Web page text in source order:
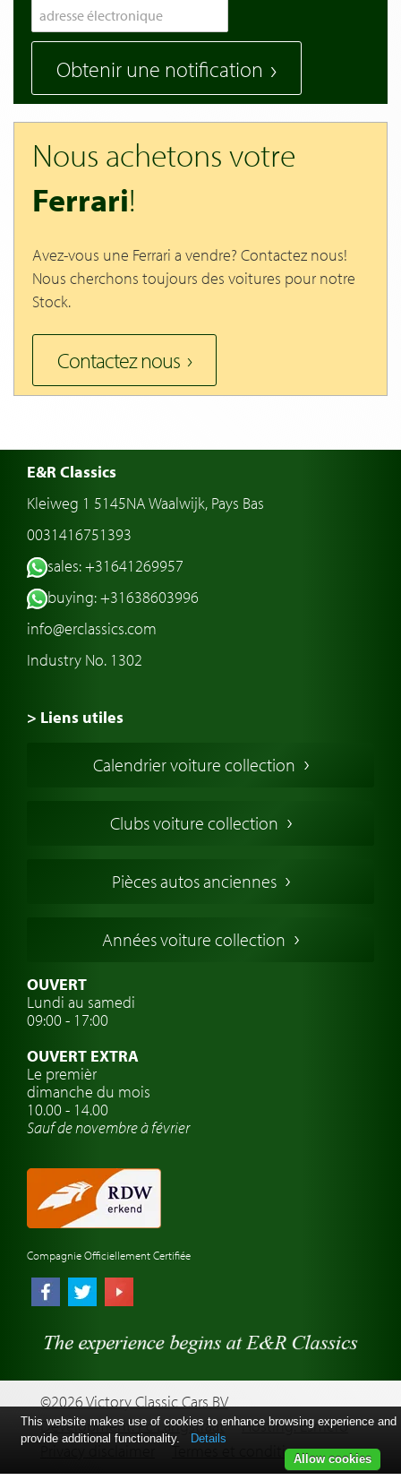
Obtenir une notification
Nous achetons votre
Ferrari!
Avez-vous une Ferrari a vendre? Contactez nous!
Nous cherchons toujours des voitures pour notre
Stock.
Contactez nous
E&R Classics
Kleiweg 1 5145NA Waalwijk, Pays Bas
0031416751393
sales: +31641269957
buying: +31638603996
info@erclassics.com
Industry No. 1302
> Liens utiles
Voiture Collection Europe
Voitures Anglaises
Voitures Allemandes
Voitures Suédoises
Assurance voiture de collection
Clubs de voitures classiques
Atelier de voitures anciennes
Montres de marque de voiture
Calendrier voiture collection
Clubs voiture collection
Pièces autos anciennes
Années voiture collection
OUVERT
Lundi au samedi
09:00 - 17:00
OUVERT EXTRA
Le premièr
dimanche du mois
10.00 - 14.00
Sauf de novembre à février
Compagnie Officiellement Certifiée
©2026 Victory Classic Cars BV
Development: Pc Langstraat
Hosting: Esmero
Termes et conditions
This website makes use of cookies to enhance browsing experience and
provide additional functionality.
Details
Allow cookies